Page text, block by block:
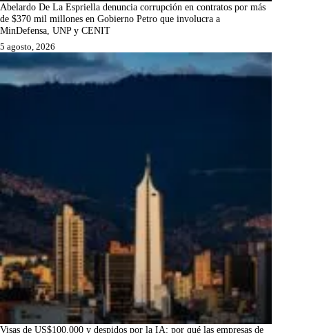
Abelardo De La Espriella denuncia corrupción en contratos por más
de $370 mil millones en Gobierno Petro que involucra a
MinDefensa, UNP y CENIT
5 agosto, 2026
Visas de US$100.000 y despidos por la IA: por qué las empresas de